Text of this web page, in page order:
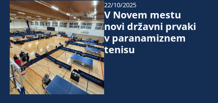
V Novem mestu
novi državni prvaki
v paranamiznem
tenisu
22/10/2025